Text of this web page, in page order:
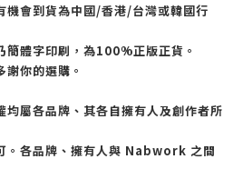
機會到貨為中國/香港/台灣或韓國行
簡體字印刷，為100%正版正貨。
你的選購。
均屬各品牌、其各自擁有人及創作者所
。各品牌、擁有人與 Nabwork 之間